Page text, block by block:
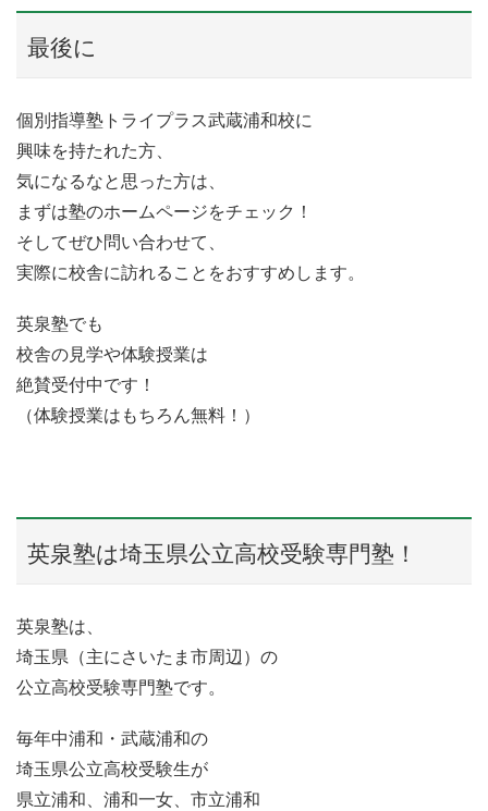
最後に
個別指導塾トライプラス武蔵浦和校に
興味を持たれた方、
気になるなと思った方は、
まずは塾のホームページをチェック！
そしてぜひ問い合わせて、
実際に校舎に訪れることをおすすめします。
英泉塾でも
校舎の見学や体験授業は
絶賛受付中です！
（体験授業はもちろん無料！）
英泉塾は埼玉県公立高校受験専門塾！
英泉塾は、
埼玉県（主にさいたま市周辺）の
公立高校受験専門塾です。
毎年中浦和・武蔵浦和の
埼玉県公立高校受験生が
県立浦和、浦和一女、市立浦和